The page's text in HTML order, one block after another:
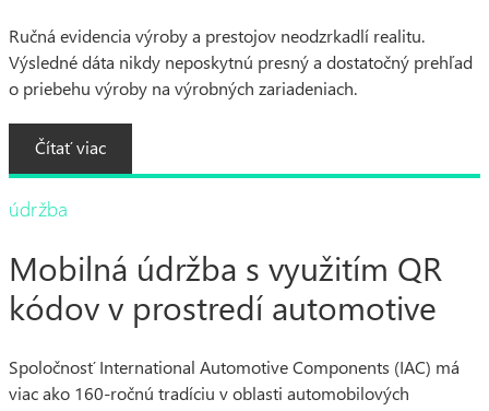
Ručná evidencia výroby a prestojov neodzrkadlí realitu.
Výsledné dáta nikdy neposkytnú presný a dostatočný prehľad
o priebehu výroby na výrobných zariadeniach.
Čítať viac
údržba
Mobilná údržba s využitím QR
kódov v prostredí automotive
Spoločnosť International Automotive Components (IAC) má
viac ako 160-ročnú tradíciu v oblasti automobilových